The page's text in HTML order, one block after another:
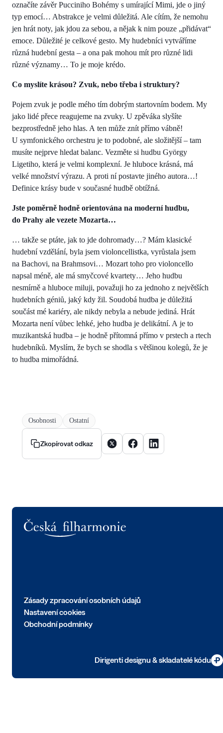
označíte závěr Pucciniho Bohémy s umírající Mimi, jde o jiný
typ emocí… Abstrakce je velmi důležitá. Ale cítím, že nemohu
jen hrát noty, jak jdou za sebou, a nějak k nim pouze „přidávat“
emoce. Důležité je celkové gesto. My hudebníci vytváříme
různá hudební gesta – a ona pak mohou mít pro různé lidi
různé významy… To je moje krédo.
Co myslíte krásou? Zvuk, nebo třeba i struktury?
Pojem zvuk je podle mého tím dobrým startovním bodem. My
jako lidé přece reagujeme na zvuky. U zpěváka slyšíte
bezprostředně jeho hlas. A ten může znít přímo vábně!
U symfonického orchestru je to podobné, ale složitější – tam
musíte nejprve hledat balanc. Vezměte si hudbu György
Ligetiho, která je velmi komplexní. Je hluboce krásná, má
velké množství výrazu. A proti ní postavte jiného autora…!
Definice krásy bude v současné hudbě obtížná.
Jste poměrně hodně orientována na moderní hudbu,
do Prahy ale vezete Mozarta…
… takže se ptáte, jak to jde dohromady…? Mám klasické
hudební vzdělání, byla jsem violoncellistka, vyrůstala jsem
na Bachovi, na Brahmsovi… Mozart toho pro violoncello
napsal méně, ale má smyčcové kvartety… Jeho hudbu
nesmírně a hluboce miluji, považuji ho za jednoho z největších
hudebních géniů, jaký kdy žil. Soudobá hudba je důležitá
součást mé kariéry, ale nikdy nebyla a nebude jediná. Hrát
Mozarta není vůbec lehké, jeho hudba je delikátní. A je to
muzikantská hudba – je hodně přítomná přímo v prstech a rtech
hudebníků. Myslím, že bych se shodla s většinou kolegů, že je
to hudba mimořádná.
Osobnosti Ostatní
Zkopírovat odkaz Sdílet článek na X
Sdílet článek na Facebooku
Sdílet článek na
Zásady zpracování osobních údajů
Nastavení cookies
Obchodní podmínky
Dirigenti designu & skladatelé kódu